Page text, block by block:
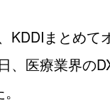
KDDIまとめて
、医療業界の